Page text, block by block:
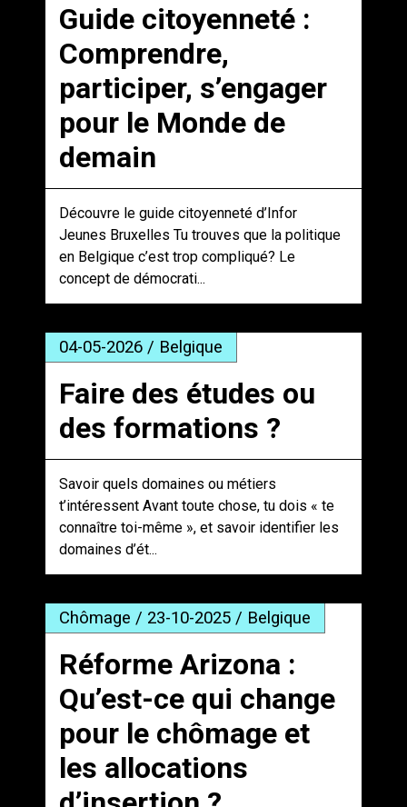
Guide citoyenneté :
Comprendre,
participer, s’engager
pour le Monde de
demain
Découvre le guide citoyenneté d’Infor
Jeunes Bruxelles Tu trouves que la politique
en Belgique c’est trop compliqué? Le
concept de démocrati...
04-05-2026 / Belgique
Faire des études ou
des formations ?
Savoir quels domaines ou métiers
t’intéressent Avant toute chose, tu dois « te
connaître toi-même », et savoir identifier les
domaines d’ét...
Chômage / 23-10-2025 / Belgique
Réforme Arizona :
Qu’est-ce qui change
pour le chômage et
les allocations